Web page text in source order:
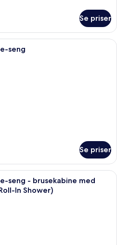
Se priser
Et badeværelse med toilet,
seng
Se priser
Et lille, moderne badeværelse med
seng - brusekabine med
In Shower)